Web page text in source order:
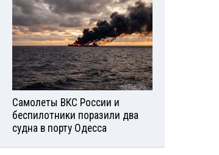
Самолеты ВКС России и
беспилотники поразили два
судна в порту Одесса